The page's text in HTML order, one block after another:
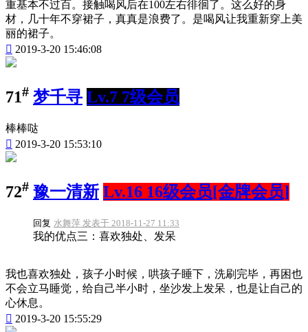
重基本不过百。接触喝风后在100左右徘徊了。这么好的身
材，几十年不穿裙子，真真是浪费了。是喝风让我重新穿上美
丽的裙子。
 2019-3-20 15:46:08
71# 梦千寻 Lv.7 7级会员
棒棒哒
 2019-3-20 15:53:10
72# 豫一清新 Lv.16 16级会员[金牌会员]
回复 水舞萍 发表于 2018-11-27 11:33
我的优点三：喜欢独处、发呆
我也喜欢独处，孩子小时候，哄孩子睡下，洗刷完毕，再困也
不会立马睡觉，给自己半小时，坐沙发上发呆，也是让自己的
心休息。
 2019-3-20 15:55:29